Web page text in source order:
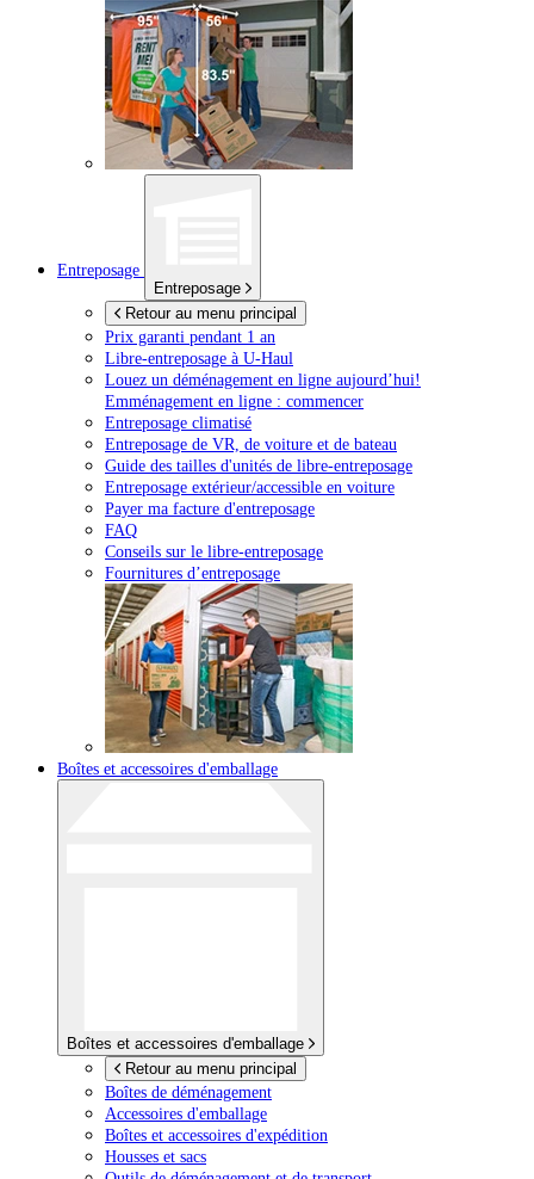
Entreposage
Entreposage
Retour au menu principal
Prix garanti pendant 1 an
Libre-entreposage à U-Haul
Louez un déménagement en ligne aujourd’hui!
Emménagement en ligne : commencer
Entreposage climatisé
Entreposage de VR, de voiture et de bateau
Guide des tailles d'unités de libre-entreposage
Entreposage extérieur/accessible en voiture
Payer ma facture d'entreposage
FAQ
Conseils sur le libre-entreposage
Fournitures d’entreposage
Boîtes et accessoires d'emballage
Boîtes et accessoires d'emballage
Retour au menu principal
Boîtes de déménagement
Accessoires d'emballage
Boîtes et accessoires d'expédition
Housses et sacs